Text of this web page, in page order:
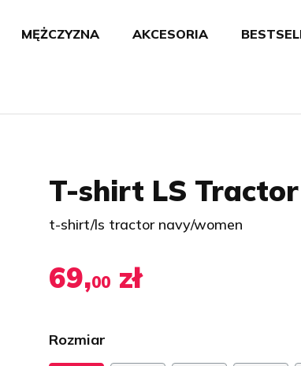
MĘŻCZYZNA AKCESORIA
T-shirt LS
t-shirt/ls tractor navy/women
69,00 zł
Rozmiar